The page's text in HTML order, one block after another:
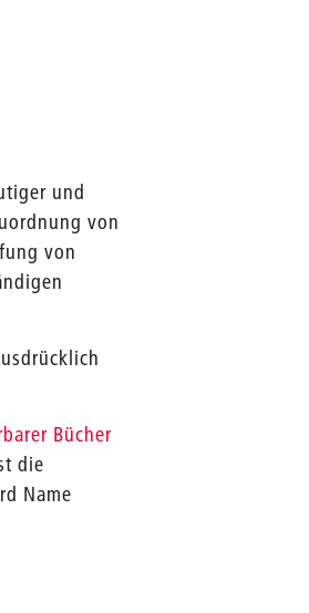
und
von
von
Bücher
die
Name